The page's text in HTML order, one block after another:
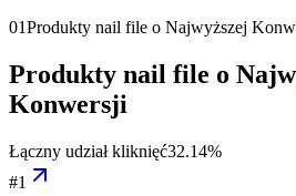
01Produkty nail file o Najwyższej
Produkty nail file o
Konwersji
Łączny udział kliknięć32.14%
#1